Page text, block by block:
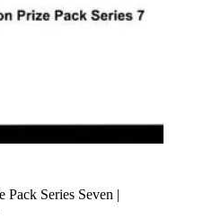
Pack Series Seven |